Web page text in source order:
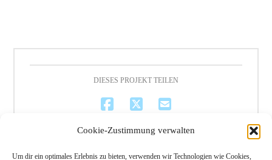
Cookie-Zustimmung verwalten
Um dir ein optimales Erlebnis zu bieten, verwenden wir Technologien wie Cookies,
DIESES PROJEKT TEILEN